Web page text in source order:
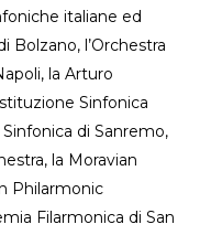
italiane ed
Bolzano, l’Orchestra
la Arturo
Sinfonica
Sinfonica di Sanremo,
la Moravian
Philarmonic
Filarmonica di San